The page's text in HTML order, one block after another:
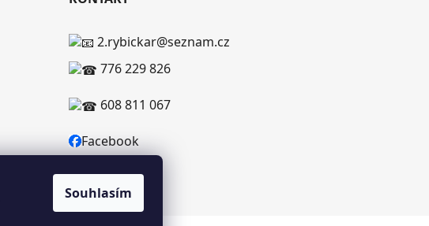
Souhlasím
2.rybickar@seznam.cz
776 229 826
608 811 067
Facebook